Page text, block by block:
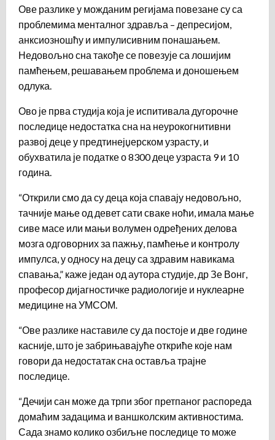
Ове разлике у можданим регијама повезане су са
проблемима менталног здравља – депресијом,
анксиозношћу и импулисивним понашањем.
Недовољно сна такође се повезује са лошијим
памћењем, решавањем проблема и доношењем
одлука.
Ово је прва студија која је испитивала дугорочне
последице недостатка сна на неурокогнитивни
развој деце у предтинејџерском узрасту, и
обухватила је податке о 8300 деце узраста 9 и 10
година.
“Открили смо да су деца која спавају недовољно,
тачније мање од девет сати сваке ноћи, имала мање
сиве масе или мањи волумен одређених делова
мозга одговорних за пажњу, памћење и контролу
импулса, у односу на децу са здравим навикама
спавања,” каже један од аутора студије, др Зе Вонг,
професор дијагностичке радиологије и нуклеарне
медицине на УМСОМ.
“Ове разлике наставиле су да постоје и две године
касније, што је забрињавајуће откриће које нам
говори да недостатак сна оставља трајне
последице.
“Дечији сан може да трпи због претпаног распореда
домаћим задацима и ваншколским активностима.
Сада знамо колико озбиљне последице то може